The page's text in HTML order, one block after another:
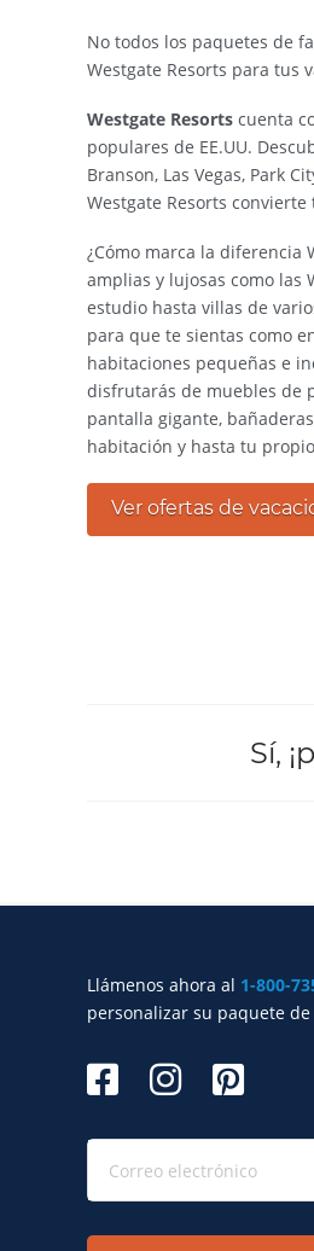
No todos los paquetes de
Westgate Resorts para tus
Westgate Resorts cuenta
populares de EE.UU.
Branson, Las Vegas, Park
Westgate Resorts
¿Cómo marca la diferencia
amplias y lujosas como las
estudio hasta villas de
para que te sientas como
habitaciones pequeñas e
disfrutarás de muebles de
pantalla gigante,
habitación y hasta tu
Ver ofertas de
Sí,
Índice del sitio
Llámenos ahora al 1-800-
personalizar su paquete de